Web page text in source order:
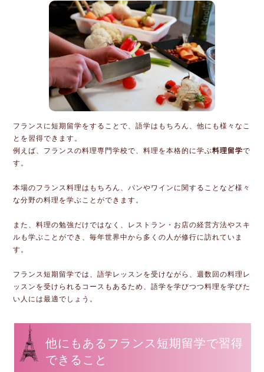
フランスに短期留学をすることで、語学はもちろん、他にも様々なこ
とを習得できます。
例えば、フランスの料理専門学校で、料理を本格的に学ぶ料理留学で
す。
本場のフランス料理はもちろん、パンやワインに関することなど様々
な分野の料理を学ぶことができます。
また、料理の勉強だけではなく、レストラン・お店の経営方法やスキ
ルも学ぶことができ、毎年世界中から多くの人が修行に訪れていま
す。
フランス短期留学では、語学レッスンを受けながら、週数回の料理レ
ッスンを受けられるコースもあるため、語学を学びつつ料理を学びた
い人には最適でしょう。
他にもあるフランス短期留学で習得
できること